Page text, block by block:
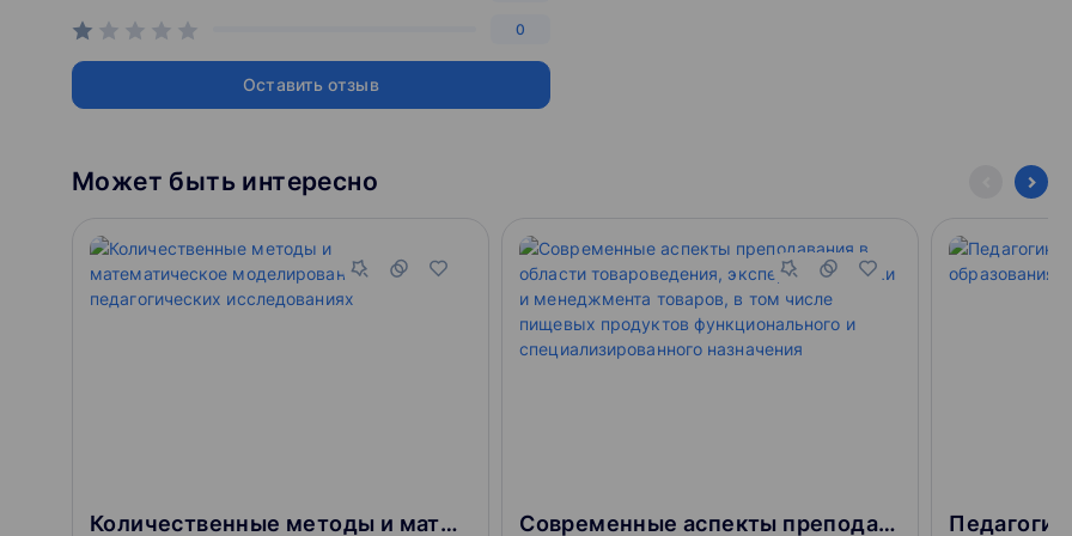
Контакты
Козуб Екатерина Алексеевна
Телефон: +7 499 201-40-10, +7 925 538-57-32
Подробнее…
0
Оставить отзыв
Может быть интересно
Количественные методы и математическое моделирование в педагогических исследованиях Современные аспекты преподавания в области товароведения, экспертизы, оценки и менеджмента товаров, в том числе пищевых продуктов функционального и специализированного назначения